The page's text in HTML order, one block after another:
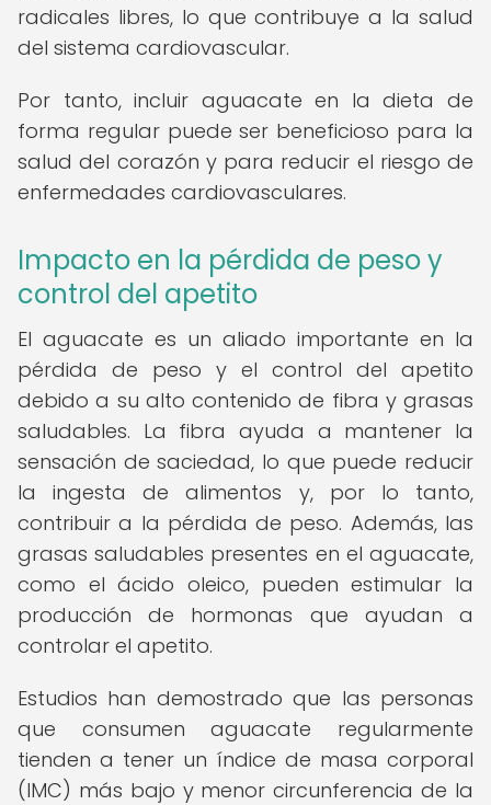
radicales libres, lo que contribuye a la salud
del sistema cardiovascular.
Por tanto, incluir aguacate en la dieta de
forma regular puede ser beneficioso para la
salud del corazón y para reducir el riesgo de
enfermedades cardiovasculares.
Impacto en la pérdida de peso y
control del apetito
El aguacate es un aliado importante en la
pérdida de peso y el control del apetito
debido a su alto contenido de fibra y grasas
saludables. La fibra ayuda a mantener la
sensación de saciedad, lo que puede reducir
la ingesta de alimentos y, por lo tanto,
contribuir a la pérdida de peso. Además, las
grasas saludables presentes en el aguacate,
como el ácido oleico, pueden estimular la
producción de hormonas que ayudan a
controlar el apetito.
Estudios han demostrado que las personas
que consumen aguacate regularmente
tienden a tener un índice de masa corporal
(IMC) más bajo y menor circunferencia de la